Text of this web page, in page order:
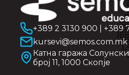
+389 2 3130 900
+389
kursevi@semos.com.mk
Катна гаража
број 11, 1000 Скопје